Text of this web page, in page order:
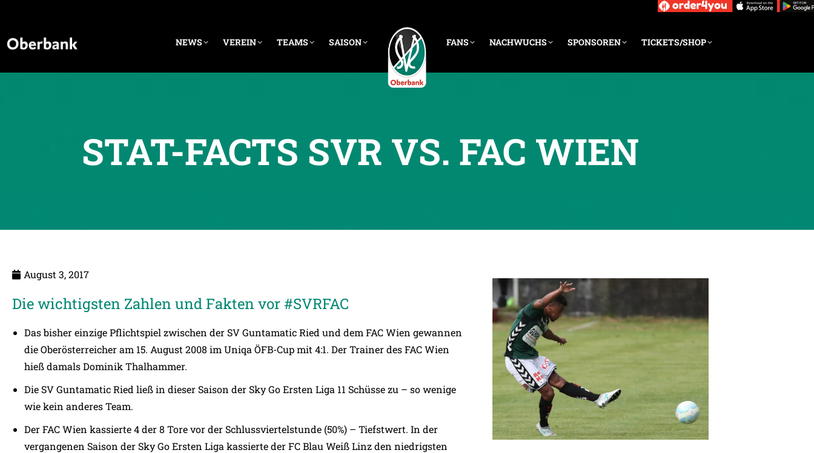
NEWS VEREIN TEAMS SAISON FANS NACHWUCHS SPONSOREN TICKETS/SHOP
STAT-FACTS SVR VS. FAC WIEN
August 3, 2017
Die wichtigsten Zahlen und Fakten vor #SVRFAC
Das bisher einzige Pflichtspiel zwischen der SV Guntamatic Ried und dem FAC Wien gewannen
die Oberösterreicher am 15. August 2008 im Uniqa ÖFB-Cup mit 4:1. Der Trainer des FAC Wien
hieß damals Dominik Thalhammer.
Die SV Guntamatic Ried ließ in dieser Saison der Sky Go Ersten Liga 11 Schüsse zu – so wenige
wie kein anderes Team.
Der FAC Wien kassierte 4 der 8 Tore vor der Schlussviertelstunde (50%) – Tiefstwert. In der
vergangenen Saison der Sky Go Ersten Liga kassierte der FC Blau Weiß Linz den niedrigsten